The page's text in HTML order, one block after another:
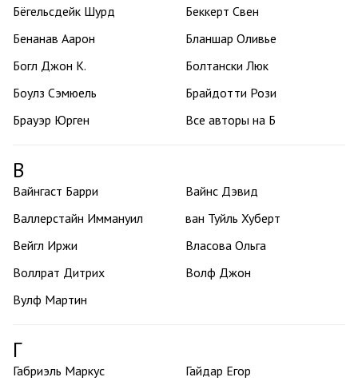
Бёгельсдейк Шурд
Беккерт Свен
Бенанав Аарон
Бланшар Оливье
Богл Джон К.
Болтански Люк
Боулз Сэмюель
Брайдотти Рози
Брауэр Юрген
Все авторы на Б
В
Вайнгаст Барри
Вайнс Дэвид
Валлерстайн Иммануил
ван Туйль Хуберт
Вейгл Иржи
Власова Ольга
Воллрат Дитрих
Волф Джон
Вулф Мартин
Г
Габриэль Маркус
Гайдар Егор